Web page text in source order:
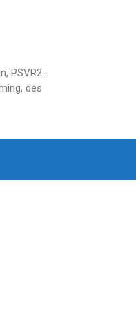
PSVR2…
des